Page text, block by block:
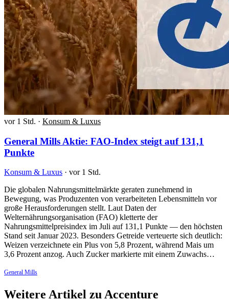
vor 1 Std. · Konsum & Luxus
General Mills Aktie: FAO-Index steigt auf 131,1
Punkte
Konsum & Luxus · vor 1 Std.
Die globalen Nahrungsmittelmärkte geraten zunehmend in
Bewegung, was Produzenten von verarbeiteten Lebensmitteln vor
große Herausforderungen stellt. Laut Daten der
Welternährungsorganisation (FAO) kletterte der
Nahrungsmittelpreisindex im Juli auf 131,1 Punkte — den höchsten
Stand seit Januar 2023. Besonders Getreide verteuerte sich deutlich:
Weizen verzeichnete ein Plus von 5,8 Prozent, während Mais um
3,6 Prozent anzog. Auch Zucker markierte mit einem Zuwachs…
General Mills
Weitere Artikel zu Accenture